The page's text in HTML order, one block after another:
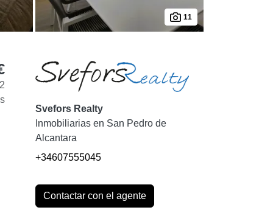
11
Svefors Realty
Inmobiliarias en San Pedro de
Alcantara
+34607555045
Contactar con el agente